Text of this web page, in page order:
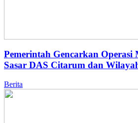
Pemerintah Gencarkan Operasi
Sasar DAS Citarum dan
Berita